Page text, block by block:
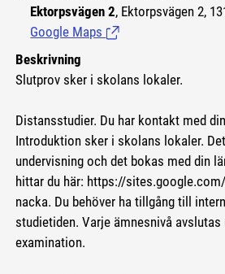
Ektorpsvägen 2, Ektorpsvägen 2,
Google Maps (Länk till extern sida.)
Beskrivning
Slutprov sker i skolans lokaler.
Distansstudier. Du har kontakt med
Introduktion sker i skolans lokaler.
undervisning och det bokas med din
hittar du här: https://
nacka. Du behöver ha tillgång till
studietiden. Varje ämnesnivå
examination.